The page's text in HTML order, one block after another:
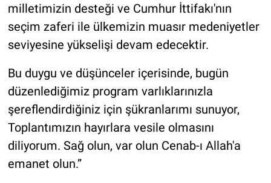
milletimizin desteği ve Cumhur İttifakı'nın
seçim zaferi ile ülkemizin muasır medeniyetler
seviyesine yükselişi devam edecektir.
Bu duygu ve düşünceler içerisinde, bugün
düzenlediğimiz program varlıklarınızla
şereflendirdiğiniz için şükranlarımı sunuyor,
Toplantımızın hayırlara vesile olmasını
diliyorum. Sağ olun, var olun Cenab-ı Allah'a
emanet olun.”